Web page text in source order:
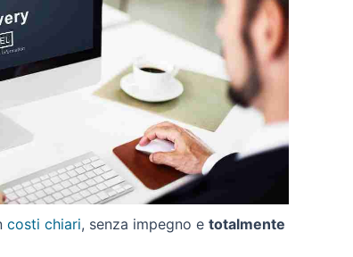
costi chiari, senza impegno e totalmente